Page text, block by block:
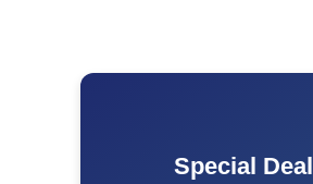
Special Deal